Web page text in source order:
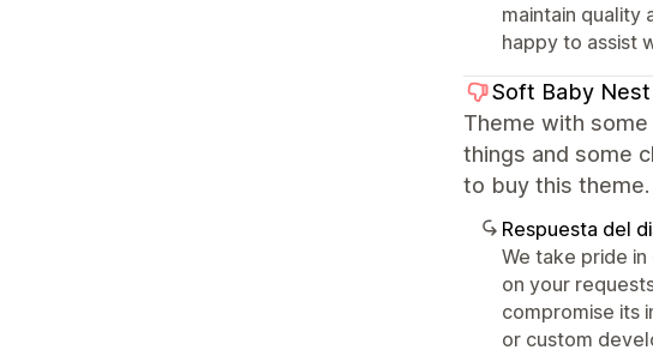
maintain quality
happy to assist
Soft Baby Nest
Theme with
things and some
to buy this
Respuesta del
We take pride
on your
compromise its
or custom